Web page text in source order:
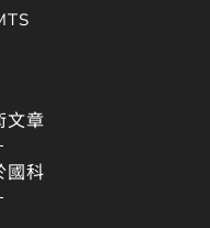
文章
國科